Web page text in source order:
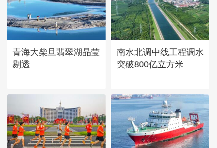
“大地指纹”奏响夏夜文旅乐
章
青海大柴旦翡翠湖晶莹
剔透
南水北调中线工程调水
突破800亿立方米